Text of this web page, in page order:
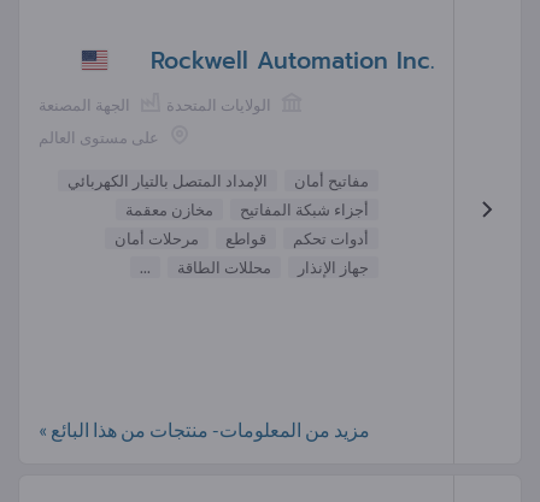
Rockwell Automation Inc.
الجهة المصنعة
الولايات المتحدة
على مستوى العالم
مفاتيح أمان
الإمداد المتصل بالتيار الكهربائي
أجزاء شبكة المفاتيح
مخازن معقمة
أدوات تحكم
قواطع
مرحلات أمان
جهاز الإنذار
محللات الطاقة ...
مزيد من المعلومات- منتجات من هذا البائع »